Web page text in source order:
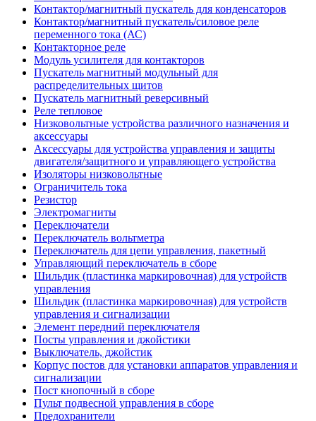
Контактор/магнитный пускатель для конденсаторов
Контактор/магнитный пускатель/силовое реле
переменного тока (АС)
Контакторное реле
Модуль усилителя для контакторов
Пускатель магнитный модульный для
распределительных щитов
Пускатель магнитный реверсивный
Реле тепловое
Низковольтные устройства различного назначения и
аксессуары
Аксессуары для устройства управления и защиты
двигателя/защитного и управляющего устройства
Изоляторы низковольтные
Ограничитель тока
Резистор
Электромагниты
Переключатели
Переключатель вольтметра
Переключатель для цепи управления, пакетный
Управляющий переключатель в сборе
Шильдик (пластинка маркировочная) для устройств
управления
Шильдик (пластинка маркировочная) для устройств
управления и сигнализации
Элемент передний переключателя
Посты управления и джойстики
Выключатель, джойстик
Корпус постов для установки аппаратов управления и
сигнализации
Пост кнопочный в сборе
Пульт подвесной управления в сборе
Предохранители